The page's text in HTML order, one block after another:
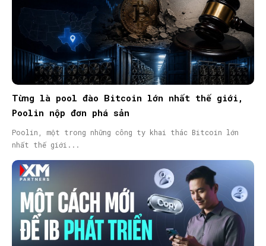
Từng là pool đào Bitcoin lớn nhất thế giới,
Poolin nộp đơn phá sản
Poolin, một trong những công ty khai thác Bitcoin lớn
nhất thế giới...